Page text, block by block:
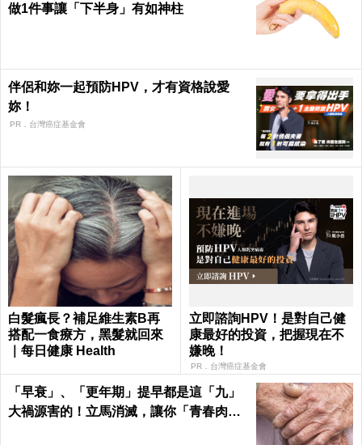
做1件事讓「下半身」有如神柱
伴侶和妳一起預防HPV，才有資格說愛
妳！
PR．台灣癌症基金會
白髮瘋長？補足維生素B再
搭配一食療方，黑髮就回來
｜每日健康 Health
立即諮詢HPV！是對自己健
康最好的投資，把握現在不
嫌晚！
PR．台灣癌症基金會
「早衰」、「更年期」提早都是這「九」
大禍源害的！立馬消滅，讓你「青春肉